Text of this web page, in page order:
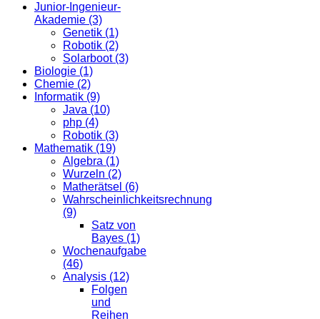
Junior-Ingenieur-
Akademie (3)
Genetik (1)
Robotik (2)
Solarboot (3)
Biologie (1)
Chemie (2)
Informatik (9)
Java (10)
php (4)
Robotik (3)
Mathematik (19)
Algebra (1)
Wurzeln (2)
Matherätsel (6)
Wahrscheinlichkeitsrechnung
(9)
Satz von
Bayes (1)
Wochenaufgabe
(46)
Analysis (12)
Folgen
und
Reihen